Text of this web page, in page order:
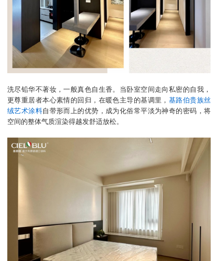
洗尽铅华不著妆，一般真色自生香。当卧室空间走向私密的自我，
更尊重居者本心素情的回归，在暖色主导的基调里， 基路伯贵族丝
绒艺术涂料自带形而上的优势，成为化俗常平淡为神奇的密码，将
空间的整体气质渲染得越发舒适放松。